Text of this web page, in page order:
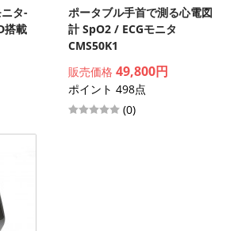
タ-
搭載
ポータブル手首で測る心電図
計 SpO2 / ECGモニタ
CMS50K1
販売価格 49,800円
ポイント 498点
(0)